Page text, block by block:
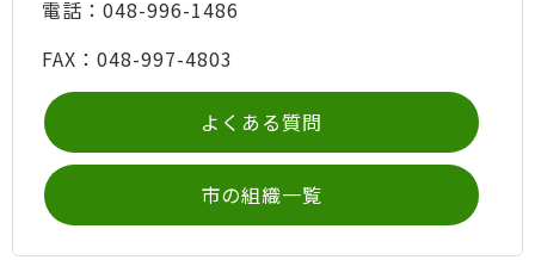
電話：048-996-1486
FAX：048-997-4803
よくある質問
市の組織一覧